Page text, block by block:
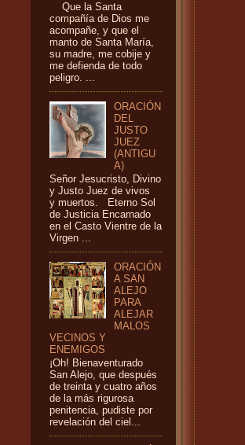
Que la Santa
compañía de Dios me
acompañe, y que el
manto de Santa María,
su madre, me cobije y
me defienda de todo
peligro. ...
ORACIÓN
DEL
JUSTO
JUEZ
(ANTIGU
A)
Señor Jesucristo, Divino
y Justo Juez de vivos
y muertos. Eterno Sol
de Justicia Encarnado
en el Casto Vientre de la
Virgen ...
ORACIÓN
A SAN
ALEJO
PARA
ALEJAR
MALOS
VECINOS Y
ENEMIGOS
¡Oh! Bienaventurado
San Alejo, que después
de treinta y cuatro años
de la más rigurosa
penitencia, pudiste por
revelación del ciel...